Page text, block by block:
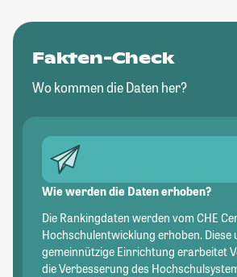
Fakten-Check
Wo kommen die Daten her?
Wie werden die Daten erhoben?
Die Rankingdaten werden vom CHE
Hochschulentwicklung erhoben. Diese
gemeinnützige Einrichtung erarbeitet
die Verbesserung des